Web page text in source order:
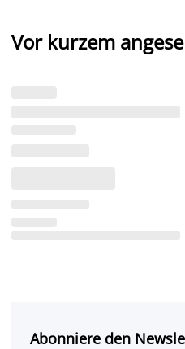
Vor kurzem
Abonniere den